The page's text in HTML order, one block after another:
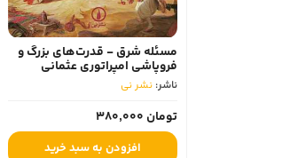
مسئله شرق - قدرت‌های بزرگ و
فروپاشی امپراتوری عثمانی
1774-1923
ناشر: نشر نی
تومان 380,000
افزودن به سبد خرید